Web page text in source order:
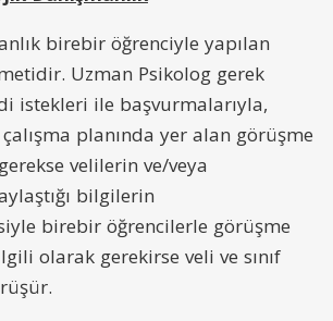
birebir öğrenciyle yapılan
Uzman Psikolog gerek
istekleri ile başvurmalarıyla,
planında yer alan görüşme
velilerin ve/veya
bilgilerin
birebir öğrencilerle görüşme
olarak gerekirse veli ve sınıf